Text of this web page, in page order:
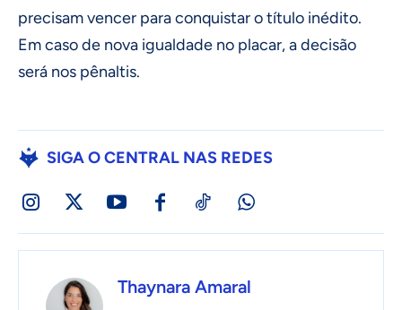
precisam vencer para conquistar o título inédito.
Em caso de nova igualdade no placar, a decisão
será nos pênaltis.
SIGA O CENTRAL NAS REDES
Thaynara Amaral